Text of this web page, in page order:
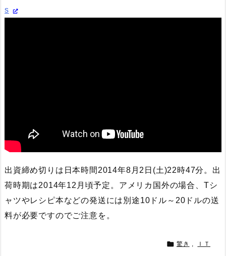
s
出資締め切りは日本時間2014年8月2日(土)22時47分。出
荷時期は2014年12月頃予定。アメリカ国外の場合、Tシ
ャツやレシピ本などの発送には別途10ドル～20ドルの送
料が必要ですのでご注意を。
 驚き , ＩＴ